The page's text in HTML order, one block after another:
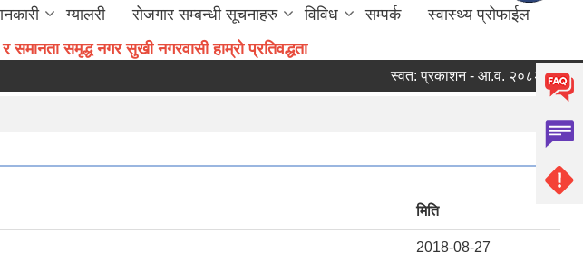
ग्यालरी रोजगार सम्बन्धी सूचनाहरु विविध सम्पर्क
स्वास्थ्य प्रोफाईल
समृद्ध नगर सुखी नगरवासी हाम्रो प्रतिवद्धता
स्वत: प्रकाशन - आ.व. २०८२/०८३ को
मिति
2018-08-27